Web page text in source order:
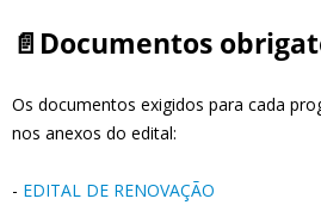
📄Documentos
Os documentos exigidos para cada
nos anexos do edital:
- EDITAL DE RENOVAÇÃO